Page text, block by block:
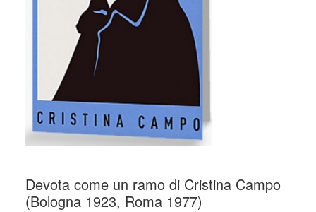
Devota come un ramo di Cristina Campo
(Bologna 1923, Roma 1977)